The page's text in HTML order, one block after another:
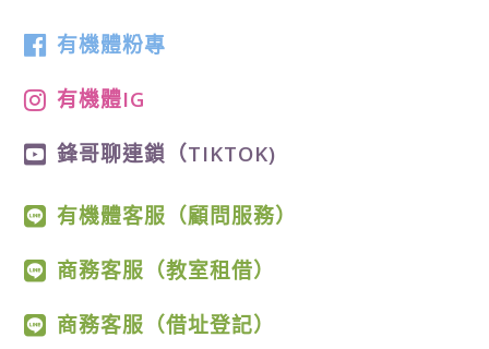
有機體粉專
有機體IG
鋒哥聊連鎖（TIKTOK)
有機體客服（顧問服務）
商務客服（教室租借）
商務客服（借址登記）